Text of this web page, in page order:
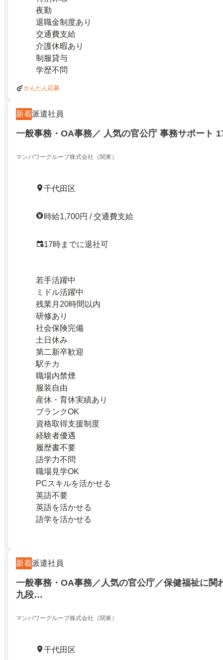
夜勤
退職金制度あり
交通費支給
介護休暇あり
制服貸与
学歴不問
かんたん応募
新着派遣社員
一般事務・OA事務／ 人気の官公庁 事務サポート
マンパワーグループ株式会社（関東）
千代田区
時給1,700円 / 交通費支給
17時までに退社可
若手活躍中
ミドル活躍中
残業月20時間以内
研修あり
社会保険完備
土日休み
第二新卒歓迎
駅チカ
職場内禁煙
服装自由
産休・育休実績あり
ブランクOK
資格取得支援制度
経験者優遇
履歴書不要
語学力不問
職場見学OK
PCスキルを活かせる
英語不要
英語を活かせる
語学を活かせる
新着派遣社員
一般事務・OA事務／人気の官公庁／保健福祉に関
九段…
マンパワーグループ株式会社（関東）
千代田区